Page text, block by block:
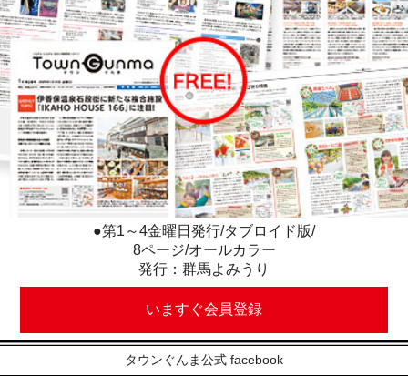
●第1～4金曜日発行/タブロイド版/
8ページ/オールカラー
発行：群馬よみうり
いますぐ会員登録
タウンぐんま公式 facebook